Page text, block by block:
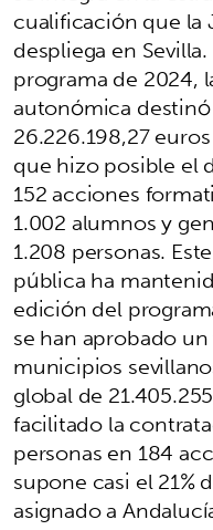
cualificación que la
despliega en
programa de 2024,
autonómica
26.226.198,27
que hizo posible el
152 acciones
1.002 alumnos y
1.208 personas.
pública ha
edición del
se han aprobado
municipios
global de
facilitado la
personas en 184
supone casi el
asignado a